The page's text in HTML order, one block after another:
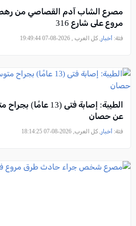
مصرع الشاب آدم القصاصي من
مروع على شارع 316
فئة: أخبار , كل العرب , 2026-08-07 19:49:44
الطيبة: إصابة فتى
عن حصان
فئة: أخبار , كل العرب, 2026-08-07 18:14:25